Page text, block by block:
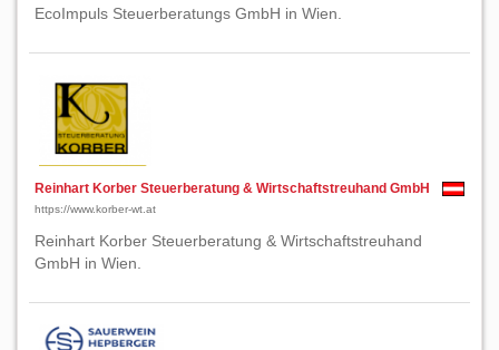
EcoImpuls Steuerberatungs GmbH in Wien.
Reinhart Korber Steuerberatung & Wirtschaftstreuhand GmbH
https://www.korber-wt.at
Reinhart Korber Steuerberatung & Wirtschaftstreuhand
GmbH in Wien.